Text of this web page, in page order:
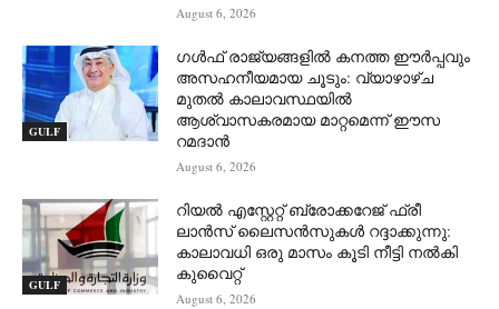
August 6, 2026
GULF
ഗൾഫ് രാജ്യങ്ങളിൽ കനത്ത ഈർപ്പവും
അസഹനീയമായ ചൂടും: വ്യാഴാഴ്ച
മുതൽ കാലാവസ്ഥയിൽ
ആശ്വാസകരമായ മാറ്റമെന്ന് ഈസ
റമദാൻ
August 6, 2026
GULF
റിയൽ എസ്റ്റേറ്റ് ബ്രോക്കറേജ് ഫ്രീ
ലാൻസ് ലൈസൻസുകൾ റദ്ദാക്കുന്നു:
കാലാവധി ഒരു മാസം കൂടി നീട്ടി നൽകി
കുവൈറ്റ്
August 6, 2026